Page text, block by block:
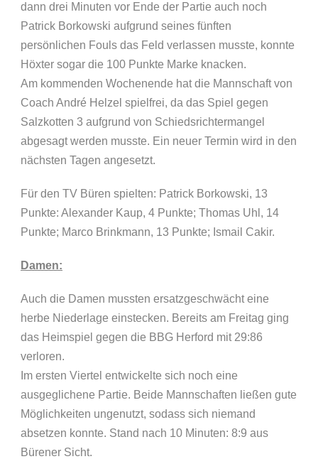
dann drei Minuten vor Ende der Partie auch noch
Patrick Borkowski aufgrund seines fünften
persönlichen Fouls das Feld verlassen musste, konnte
Höxter sogar die 100 Punkte Marke knacken.
Am kommenden Wochenende hat die Mannschaft von
Coach André Helzel spielfrei, da das Spiel gegen
Salzkotten 3 aufgrund von Schiedsrichtermangel
abgesagt werden musste. Ein neuer Termin wird in den
nächsten Tagen angesetzt.
Für den TV Büren spielten: Patrick Borkowski, 13
Punkte: Alexander Kaup, 4 Punkte; Thomas Uhl, 14
Punkte; Marco Brinkmann, 13 Punkte; Ismail Cakir.
Damen:
Auch die Damen mussten ersatzgeschwächt eine
herbe Niederlage einstecken. Bereits am Freitag ging
das Heimspiel gegen die BBG Herford mit 29:86
verloren.
Im ersten Viertel entwickelte sich noch eine
ausgeglichene Partie. Beide Mannschaften ließen gute
Möglichkeiten ungenutzt, sodass sich niemand
absetzen konnte. Stand nach 10 Minuten: 8:9 aus
Bürener Sicht.